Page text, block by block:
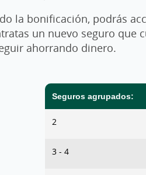
la bonificación, podrás
un nuevo seguro que
ahorrando dinero.
Seguros agrupados:
2
3 - 4